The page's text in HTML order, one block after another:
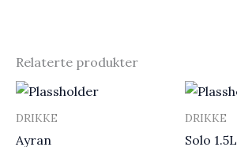
Relaterte produkter
DRIKKE
Ayran
DRIKKE
Solo 1.5L